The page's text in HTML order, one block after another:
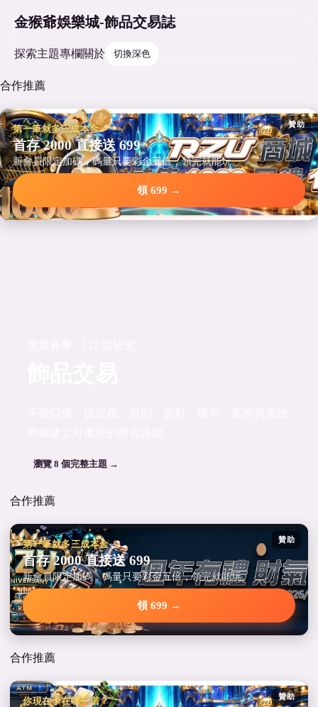
金猴爺娛樂城-飾品交易誌
探索主題專欄關於 切換深色
合作推薦
贊助
第一筆就多三成本金
首存 2000 直接送 699
新會員限定加碼，碼量只要彩金五倍，領完就能玩。
領 699 →
瀏覽 8 個完整主題 →
合作推薦
贊助
第一筆就多三成本金
首存 2000 直接送 699
新會員限定加碼，碼量只要彩金五倍，領完就能玩。
領 699 →
合作推薦
贊助
你現在卡在哪一階？